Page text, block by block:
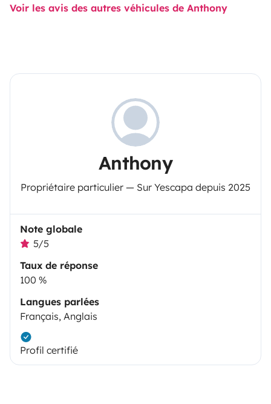
Voir les avis des autres véhicules de Anthony
Anthony
Propriétaire particulier — Sur Yescapa depuis 2025
Note globale
5/5
Taux de réponse
100 %
Langues parlées
Français, Anglais
Profil certifié